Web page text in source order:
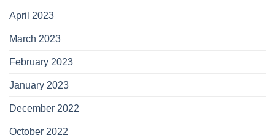
April 2023
March 2023
February 2023
January 2023
December 2022
October 2022